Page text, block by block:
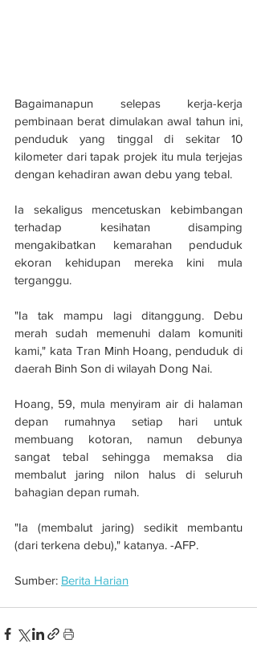
Bagaimanapun selepas kerja-kerja
pembinaan berat dimulakan awal tahun ini,
penduduk yang tinggal di sekitar 10
kilometer dari tapak projek itu mula terjejas
dengan kehadiran awan debu yang tebal.
Ia sekaligus mencetuskan kebimbangan
terhadap kesihatan disamping
mengakibatkan kemarahan penduduk
ekoran kehidupan mereka kini mula
terganggu.
"Ia tak mampu lagi ditanggung. Debu
merah sudah memenuhi dalam komuniti
kami," kata Tran Minh Hoang, penduduk di
daerah Binh Son di wilayah Dong Nai.
Hoang, 59, mula menyiram air di halaman
depan rumahnya setiap hari untuk
membuang kotoran, namun debunya
sangat tebal sehingga memaksa dia
membalut jaring nilon halus di seluruh
bahagian depan rumah.
"Ia (membalut jaring) sedikit membantu
(dari terkena debu)," katanya. -AFP.
Sumber: Berita Harian